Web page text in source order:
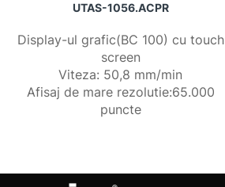
UTAS-1056.ACPR
Display-ul grafic(BC 100) cu touch
screen
Viteza: 50,8 mm/min
Afisaj de mare rezolutie:65.000
puncte